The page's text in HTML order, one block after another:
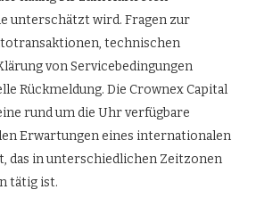
unterschätzt wird. Fragen zur
technischen
von Servicebedingungen
Rückmeldung. Die Crownex Capital
rund um die Uhr verfügbare
Erwartungen eines internationalen
das in unterschiedlichen Zeitzonen
tätig ist.